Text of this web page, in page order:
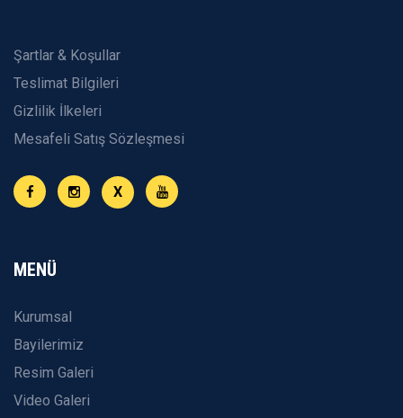
Şartlar & Koşullar
Teslimat Bilgileri
Gizlilik İlkeleri
Mesafeli Satış Sözleşmesi
X
MENÜ
Kurumsal
Bayilerimiz
Resim Galeri
Video Galeri